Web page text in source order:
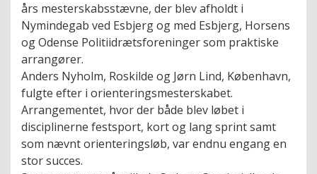
års mesterskabsstævne, der blev afholdt i
Nymindegab ved Esbjerg og med Esbjerg, Horsens
og Odense Politiidrætsforeninger som praktiske
arrangører.
Anders Nyholm, Roskilde og Jørn Lind, København,
fulgte efter i orienteringsmesterskabet.
Arrangementet, hvor der både blev løbet i
disciplinerne festsport, kort og lang sprint samt
som nævnt orienteringsløb, var endnu engang en
stor succes.